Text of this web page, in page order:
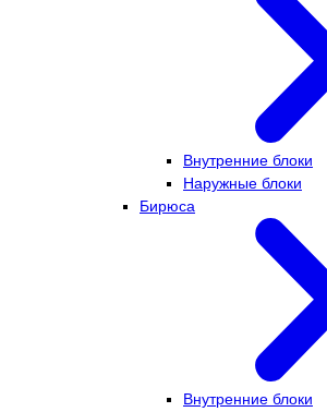
Внутренние блоки
Наружные блоки
Бирюса
Внутренние блоки